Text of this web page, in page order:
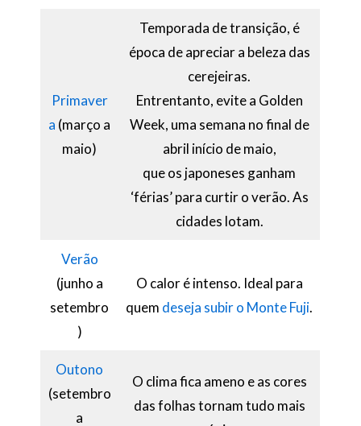
Primaver
a (março a
maio)
Temporada de transição, é
época de apreciar a beleza das
cerejeiras.
Entrentanto, evite a Golden
Week, uma semana no final de
abril início de maio,
que os japoneses ganham
‘férias’ para curtir o verão. As
cidades lotam.
Verão
(junho a
setembro
)
O calor é intenso. Ideal para
quem deseja subir o Monte Fuji.
Outono
(setembro
a
O clima fica ameno e as cores
das folhas tornam tudo mais